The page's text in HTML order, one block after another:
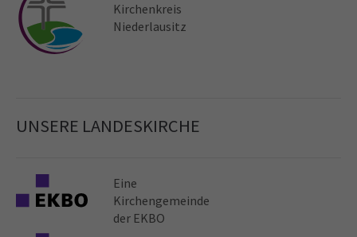
Kirchen­kreis
Niederlausitz
UNSERE LANDESKIRCHE
Eine
Kirchen­gemeinde
der EKBO